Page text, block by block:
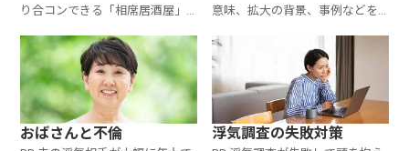
り合コンできる「相席居酒屋」
独身かどうかをチェックしてい
るわけではないので、当然不倫
も起きています。 旦那さんはこ
っ
意味、拡大の背景、事例などを
ブホテルより高難易度です。 そ
の理由と探偵社の選び方、おす
すめ探偵社なども紹介していま
す
おばさんと不倫 浮気調査の失敗対策